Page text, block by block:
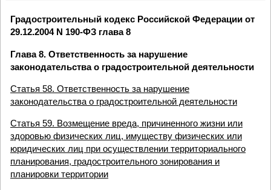
Градостроительный кодекс Российской Федерации от
29.12.2004 N 190-ФЗ глава 8
Глава 8. Ответственность за нарушение
законодательства о градостроительной деятельности
Статья 58. Ответственность за нарушение
законодательства о градостроительной деятельности
Статья 59. Возмещение вреда, причиненного жизни или
здоровью физических лиц, имуществу физических или
юридических лиц при осуществлении территориального
планирования, градостроительного зонирования и
планировки территории